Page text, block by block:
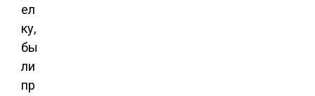
ел
ку,
бы
ли
пр